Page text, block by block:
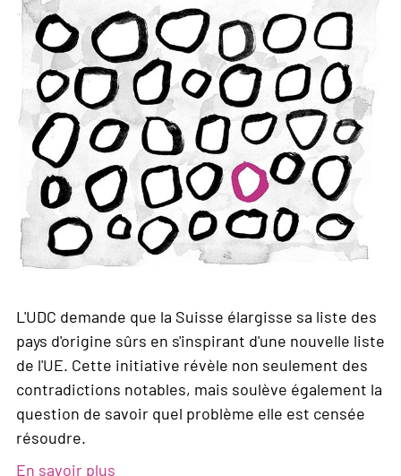
L'UDC demande que la Suisse élargisse sa liste des
pays d'origine sûrs en s'inspirant d'une nouvelle liste
de l'UE. Cette initiative révèle non seulement des
contradictions notables, mais soulève également la
question de savoir quel problème elle est censée
résoudre.
En savoir plus